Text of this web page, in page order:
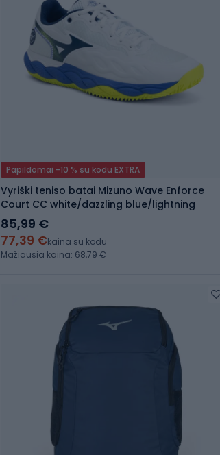
Papildomai -10 % su kodu EXTRA
Vyriški teniso batai Mizuno Wave Enforce
Court CC white/dazzling blue/lightning
85,99 €
77,39 €kaina su kodu
Mažiausia kaina: 68,79 €